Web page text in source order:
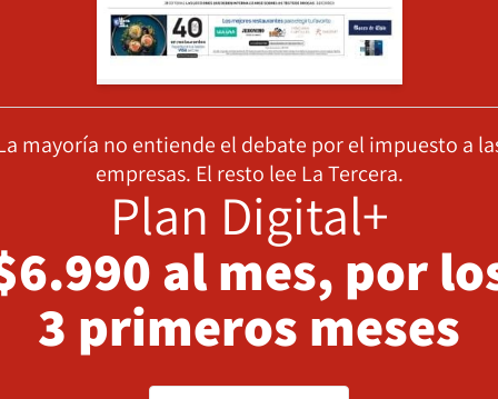
mayoría no entiende el debate por el impuesto a
empresas. El resto lee La Tercera.
Plan Digital+
al mes, por
3 primeros meses